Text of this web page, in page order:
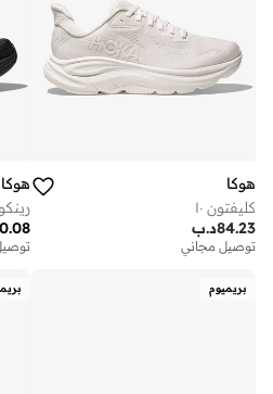
هوكا
كليفتون ١٠
د.ب84.23
توصيل مجاني
هوكا
بريميوم